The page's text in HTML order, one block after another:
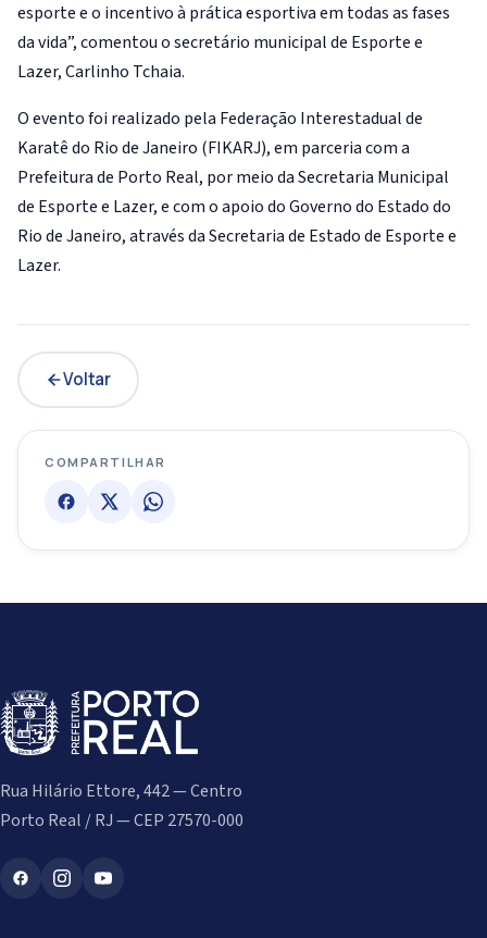
esporte e o incentivo à prática esportiva em todas as fases
da vida”, comentou o secretário municipal de Esporte e
Lazer, Carlinho Tchaia.
O evento foi realizado pela Federação Interestadual de
Karatê do Rio de Janeiro (FIKARJ), em parceria com a
Prefeitura de Porto Real, por meio da Secretaria Municipal
de Esporte e Lazer, e com o apoio do Governo do Estado do
Rio de Janeiro, através da Secretaria de Estado de Esporte e
Lazer.
Voltar
COMPARTILHAR
Rua Hilário Ettore, 442 — Centro
Porto Real / RJ — CEP 27570-000